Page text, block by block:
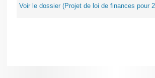
Voir le dossier (Projet de loi de finances pour